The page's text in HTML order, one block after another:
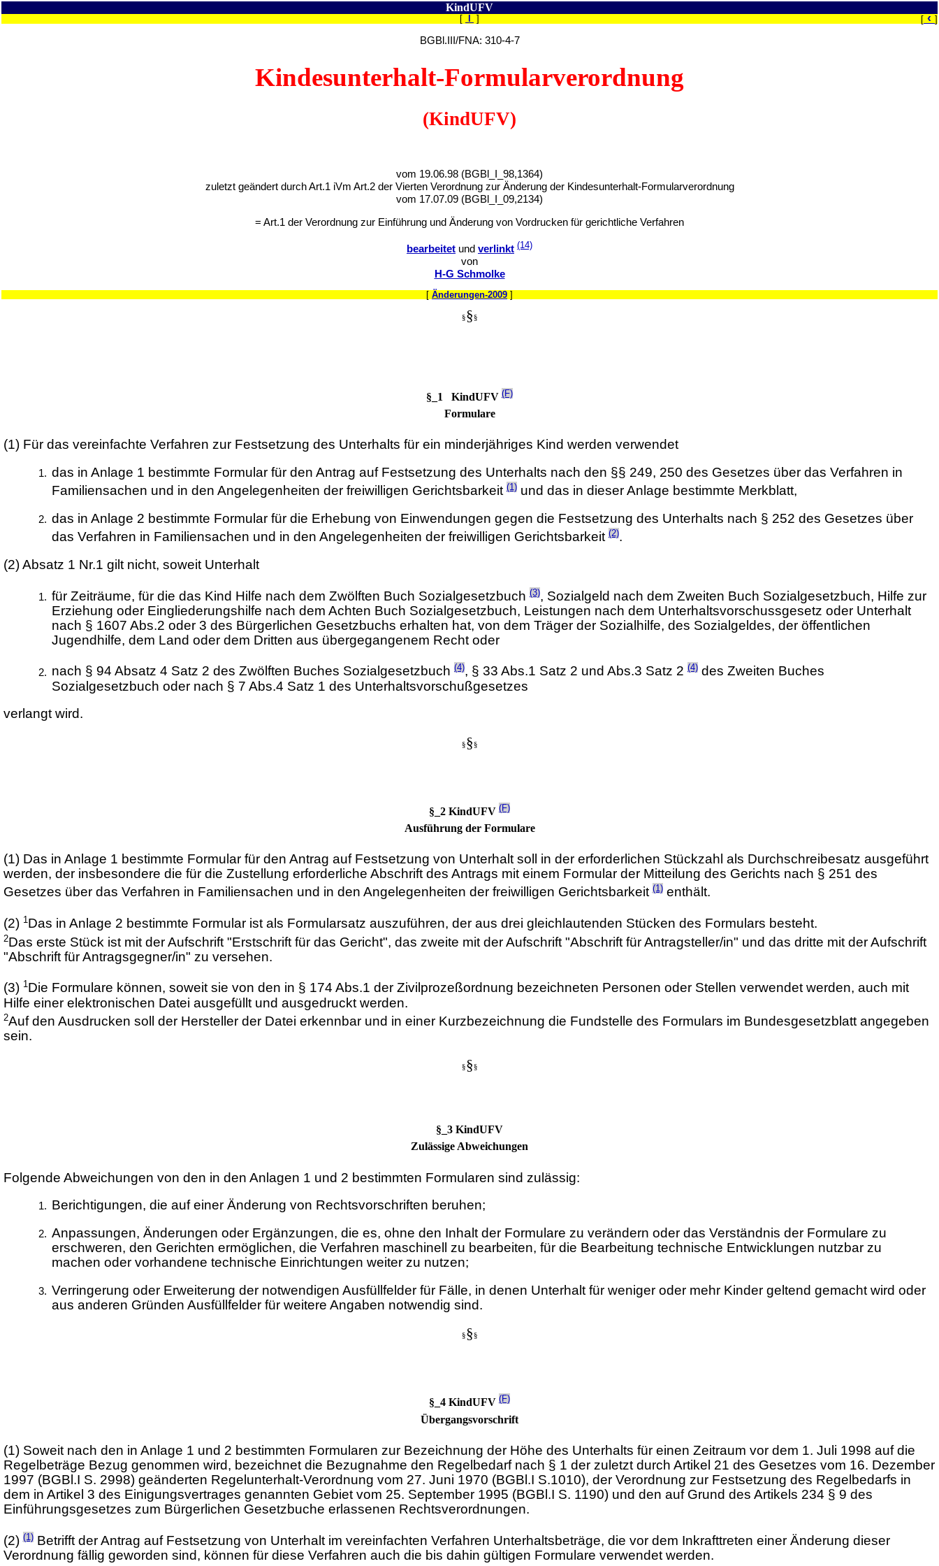
KindUFV
[ ] [‹]
BGBl.III/FNA: 310-4-7
Kindesunterhalt-Formularverordnung
(KindUFV)
vom 19.06.98 (BGBl_I_98,1364)
zuletzt geändert durch Art.1 iVm Art.2 der Vierten Verordnung zur Änderung der Kindesunterhalt-Formularverordnung
vom 17.07.09 (BGBl_I_09,2134)
= Art.1 der Verordnung zur Einführung und Änderung von Vordrucken für gerichtliche Verfahren
bearbeitet und verlinkt (14)
von
H-G Schmolke
[ Änderungen-2009 ]
§§ §
§_1 KindUFV (F)
Formulare
(1) Für das vereinfachte Verfahren zur Festsetzung des Unterhalts für ein minderjähriges Kind werden verwendet
das in Anlage 1 bestimmte Formular für den Antrag auf Festsetzung des Unterhalts nach den §§ 249, 250 des Gesetzes über das Verfahren in
Familiensachen und in den Angelegenheiten der freiwilligen Gerichtsbarkeit (1)und das in dieser Anlage bestimmte Merkblatt,
das in Anlage 2 bestimmte Formular für die Erhebung von Einwendungen gegen die Festsetzung des Unterhalts nach § 252 des Gesetzes über
das Verfahren in Familiensachen und in den Angelegenheiten der freiwilligen Gerichtsbarkeit (2).
(2)Absatz 1 Nr.1 gilt nicht, soweit Unterhalt
für Zeiträume, für die das Kind Hilfe nach dem Zwölften Buch Sozialgesetzbuch (3), Sozialgeld nach dem Zweiten Buch Sozialgesetzbuch, Hilfe zur
Erziehung oder Eingliederungshilfe nach dem Achten Buch Sozialgesetzbuch, Leistungen nach dem Unterhaltsvorschussgesetz oder Unterhalt
nach § 1607 Abs.2 oder 3 des Bürgerlichen Gesetzbuchs erhalten hat, von dem Träger der Sozialhilfe, des Sozialgeldes, der öffentlichen
Jugendhilfe, dem Land oder dem Dritten aus übergegangenem Recht oder
nach § 94 Absatz 4 Satz 2 des Zwölften Buches Sozialgesetzbuch (4), § 33 Abs.1 Satz 2 und Abs.3 Satz 2 (4)des Zweiten Buches
Sozialgesetzbuch oder nach § 7 Abs.4 Satz 1 des Unterhaltsvorschußgesetzes
verlangt wird.
§§ §
§_2 KindUFV (F)
Ausführung der Formulare
(1) Das in Anlage 1 bestimmte Formular für den Antrag auf Festsetzung von Unterhalt soll in der erforderlichen Stückzahl als Durchschreibesatz ausgeführt
werden, der insbesondere die für die Zustellung erforderliche Abschrift des Antrags mit einem Formular der Mitteilung des Gerichts nach § 251 des
Gesetzes über das Verfahren in Familiensachen und in den Angelegenheiten der freiwilligen Gerichtsbarkeit(1)enthält.
(2) 1Das in Anlage 2 bestimmte Formular ist als Formularsatz auszuführen, der aus drei gleichlautenden Stücken des Formulars besteht.
2Das erste Stück ist mit der Aufschrift "Erstschrift für das Gericht", das zweite mit der Aufschrift "Abschrift für Antragsteller/in" und das dritte mit der Aufschrift
"Abschrift für Antragsgegner/in" zu versehen.
(3) 1Die Formulare können, soweit sie von den in § 174 Abs.1 der Zivilprozeßordnung bezeichneten Personen oder Stellen verwendet werden, auch mit
Hilfe einer elektronischen Datei ausgefüllt und ausgedruckt werden.
2Auf den Ausdrucken soll der Hersteller der Datei erkennbar und in einer Kurzbezeichnung die Fundstelle des Formulars im Bundesgesetzblatt angegeben
sein.
§§ §
§_3 KindUFV
Zulässige Abweichungen
Folgende Abweichungen von den in den Anlagen 1 und 2 bestimmten Formularen sind zulässig:
Berichtigungen, die auf einer Änderung von Rechtsvorschriften beruhen;
Anpassungen, Änderungen oder Ergänzungen, die es, ohne den Inhalt der Formulare zu verändern oder das Verständnis der Formulare zu
erschweren, den Gerichten ermöglichen, die Verfahren maschinell zu bearbeiten, für die Bearbeitung technische Entwicklungen nutzbar zu
machen oder vorhandene technische Einrichtungen weiter zu nutzen;
Verringerung oder Erweiterung der notwendigen Ausfüllfelder für Fälle, in denen Unterhalt für weniger oder mehr Kinder geltend gemacht wird oder
aus anderen Gründen Ausfüllfelder für weitere Angaben notwendig sind.
§§ §
§_4 KindUFV (F)
Übergangsvorschrift
(1) Soweit nach den in Anlage 1 und 2 bestimmten Formularen zur Bezeichnung der Höhe des Unterhalts für einen Zeitraum vor dem 1. Juli 1998 auf die
Regelbeträge Bezug genommen wird, bezeichnet die Bezugnahme den Regelbedarf nach § 1 der zuletzt durch Artikel 21 des Gesetzes vom 16. Dezember
1997 (BGBl.I S. 2998) geänderten Regelunterhalt-Verordnung vom 27. Juni 1970 (BGBl.I S.1010), der Verordnung zur Festsetzung des Regelbedarfs in
dem in Artikel 3 des Einigungsvertrages genannten Gebiet vom 25. September 1995 (BGBl.I S. 1190) und den auf Grund des Artikels 234 § 9 des
Einführungsgesetzes zum Bürgerlichen Gesetzbuche erlassenen Rechtsverordnungen.
(2)(1) Betrifft der Antrag auf Festsetzung von Unterhalt im vereinfachten Verfahren Unterhaltsbeträge, die vor dem Inkrafttreten einer Änderung dieser
Verordnung fällig geworden sind, können für diese Verfahren auch die bis dahin gültigen Formulare verwendet werden.